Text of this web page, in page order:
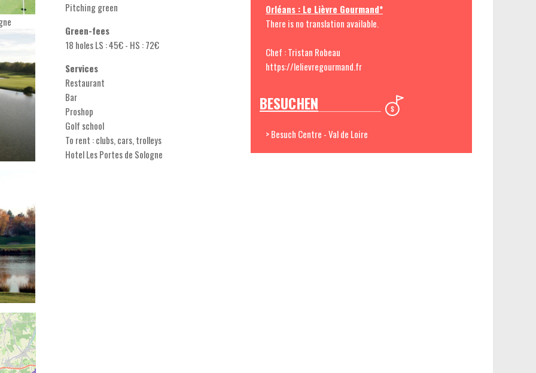
Pitching green
Green-fees
18 holes LS : 45€ - HS : 72€
Services
Restaurant
Bar
Proshop
Golf school
To rent : clubs, cars, trolleys
Hotel Les Portes de Sologne
Orléans : Le Lièvre Gourmand*
There is no translation available.
Chef : Tristan Robeau
https://lelievregourmand.fr
BESUCHEN
> Besuch Centre - Val de Loire